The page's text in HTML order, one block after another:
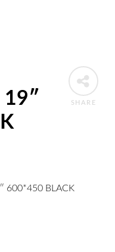
SHARE
19″
600*450 BLACK